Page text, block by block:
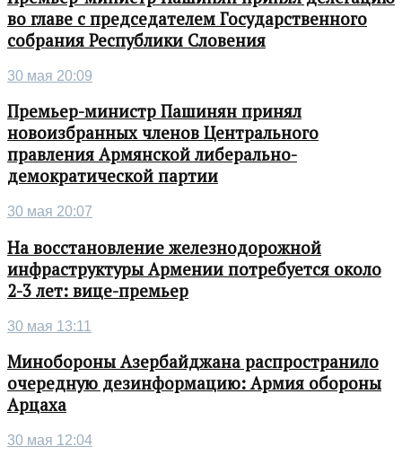
во главе с председателем Государственного
собрания Республики Словения
30 мая 20:09
Премьер-министр Пашинян принял
новоизбранных членов Центрального
правления Армянской либерально-
демократической партии
30 мая 20:07
На восстановление железнодорожной
инфраструктуры Армении потребуется около
2-3 лет: вице-премьер
30 мая 13:11
Минобороны Азербайджана распространило
очередную дезинформацию: Армия обороны
Арцаха
30 мая 12:04